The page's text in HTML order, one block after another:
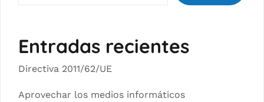
Entradas recientes
Directiva 2011/62/UE
Aprovechar los medios informáticos